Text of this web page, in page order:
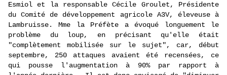
Esmiol et la responsable Cécile Groulet, Présidente
du Comité de développement agricole A3V, éleveuse à
Lambruisse. Mme la Préfète a évoqué longuement le
problème du loup, en précisant qu'elle était
"complètement mobilisée sur le sujet", car, début
septembre, 250 attaques avaient été recensées, ce
qui pousse l'augmentation à 90% par rapport à